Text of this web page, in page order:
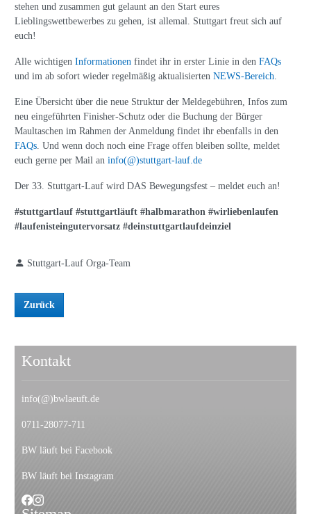
stehen und zusammen gut gelaunt an den Start eures
Lieblingswettbewerbes zu gehen, ist allemal. Stuttgart freut sich auf
euch!
Alle wichtigen Informationen findet ihr in erster Linie in den FAQs
und im ab sofort wieder regelmäßig aktualisierten NEWS-Bereich
Eine Übersicht über die neue Struktur der Meldegebühren, Infos zum
neu eingeführten Finisher-Schutz oder die Buchung der Bürger
Maultaschen im Rahmen der Anmeldung findet ihr ebenfalls in den
FAQs . Und wenn doch noch eine Frage offen bleiben sollte, meldet
euch gerne per Mail an info(@)stuttgart-lauf.de
Der 33. Stuttgart-Lauf wird DAS Bewegungsfest – meldet euch an!
#stuttgartlauf #stuttgartläuft #halbmarathon #wirliebenlaufen
#laufenisteingutervorsatz #deinstuttgartlaufdeinziel
Stuttgart-Lauf Orga-Team
Zurück
Kontakt
info(@)bwlaeuft.de
0711-28077-711
BW läuft bei Facebook
BW läuft bei Instagram